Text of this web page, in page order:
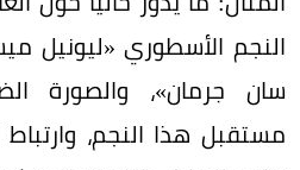
النجم الأسطوري «ليونيل
سان جرمان»، والصورة
مستقبل هذا النجم،